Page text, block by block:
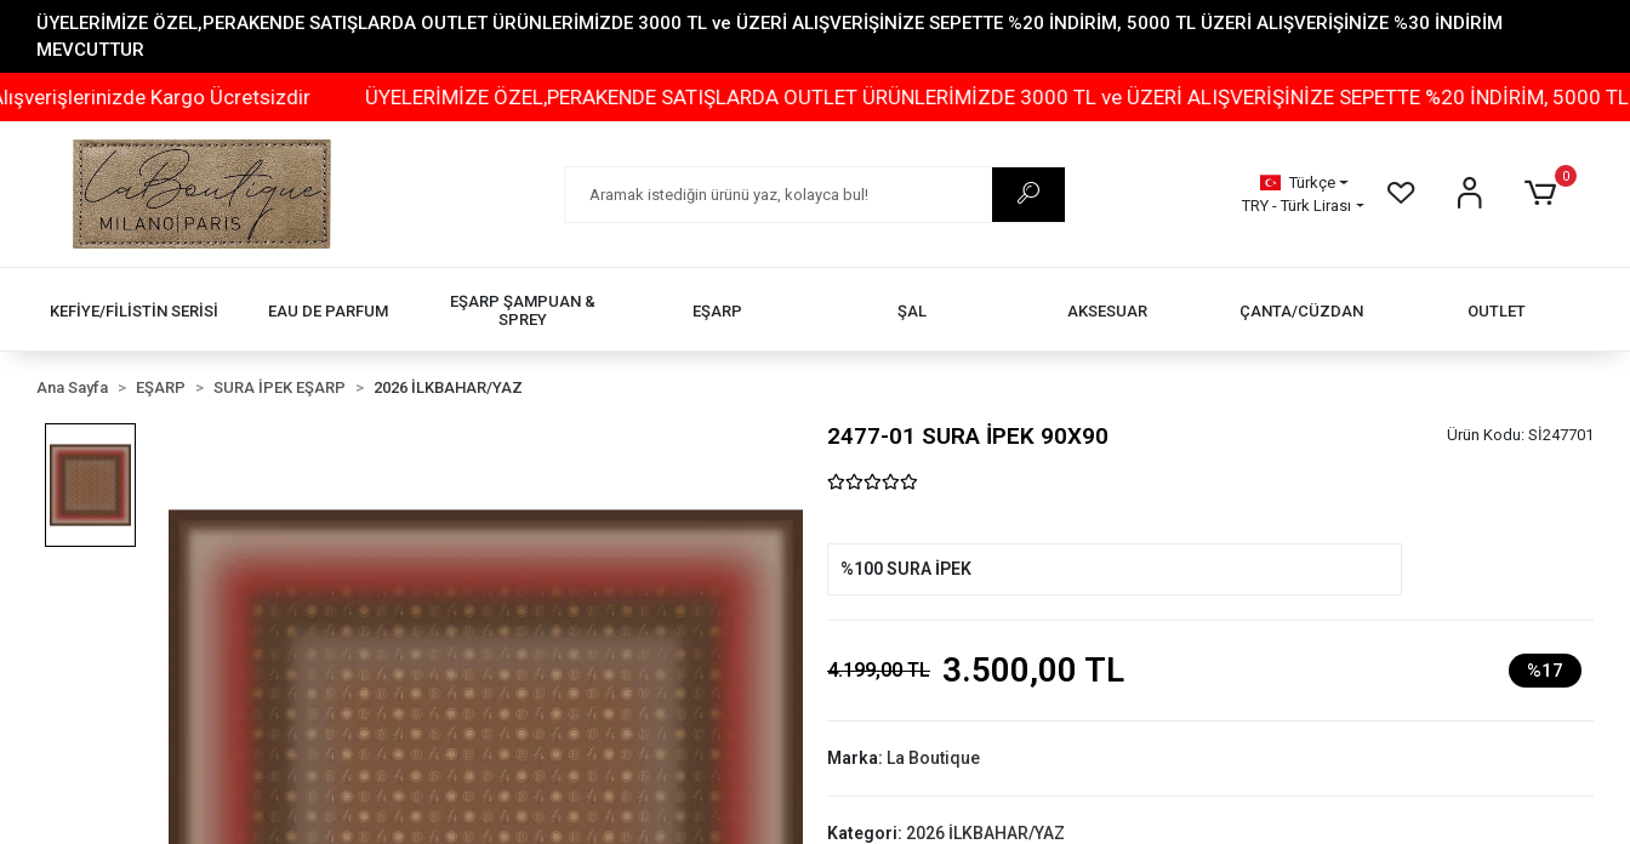
ÜYELERİMİZE ÖZEL,PERAKENDE SATIŞLARDA OUTLET ÜRÜNLERİMİZDE 3000 TL ve ÜZERİ ALIŞVERİŞİNİZE SEPETTE %20 İNDİRİM, 5000 TL ÜZERİ ALIŞVERİŞİNİZE %30 İNDİRİM
MEVCUTTUR
Kargo Ücretsizdir ÜYELERİMİZE ÖZEL,PERAKENDE SATIŞLARDA OUTLET ÜRÜNLERİMİZDE 3000 TL ve ÜZERİ ALIŞVERİŞİNİZE SEPETTE %20 İNDİRİM, 5000 TL ÜZERİ
Türkçe
TRY - Türk Lirası
0
KEFİYE/FİLİSTİN SERİSİ EAU DE PARFUM
EŞARP ŞAMPUAN &
SPREY
EŞARP ŞAL AKSESUAR ÇANTA/CÜZDAN OUTLET
Ana Sayfa EŞARP SURA İPEK EŞARP 2026 İLKBAHAR/YAZ
2477-01 SURA İPEK 90X90 Ürün Kodu: Sİ247701
%100 SURA İPEK
4.199,00 TL 3.500,00 TL %17
Marka: La Boutique
Kategori: 2026 İLKBAHAR/YAZ